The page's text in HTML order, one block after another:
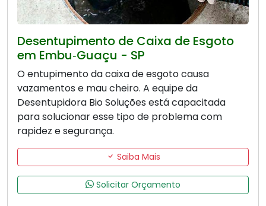
Desentupimento de Caixa de Esgoto
em Embu‑Guaçu - SP
O entupimento da caixa de esgoto causa
vazamentos e mau cheiro. A equipe da
Desentupidora Bio Soluções está capacitada
para solucionar esse tipo de problema com
rapidez e segurança.
Saiba Mais
Solicitar Orçamento